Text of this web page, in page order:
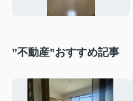
”不動産”おすすめ記事